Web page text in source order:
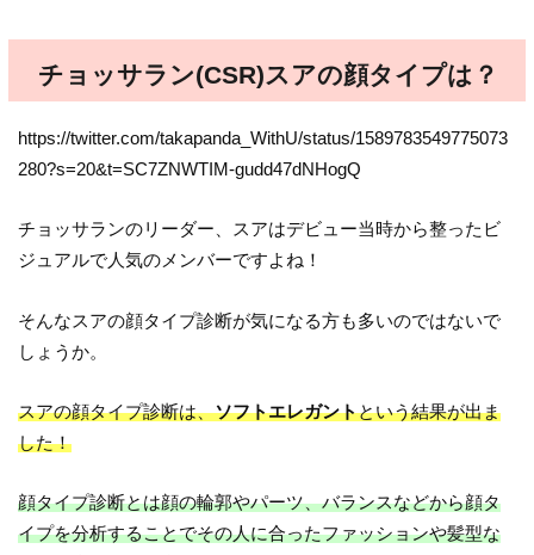
チョッサラン(CSR)スアの顔タイプは？
https://twitter.com/takapanda_WithU/status/1589783549775073
280?s=20&t=SC7ZNWTIM-gudd47dNHogQ
チョッサランのリーダー、スアはデビュー当時から整ったビ
ジュアルで人気のメンバーですよね！
そんなスアの顔タイプ診断が気になる方も多いのではないで
しょうか。
スアの顔タイプ診断は、ソフトエレガントという結果が出ま
した！
顔タイプ診断とは顔の輪郭やパーツ、バランスなどから顔タ
イプを分析することでその人に合ったファッションや髪型な